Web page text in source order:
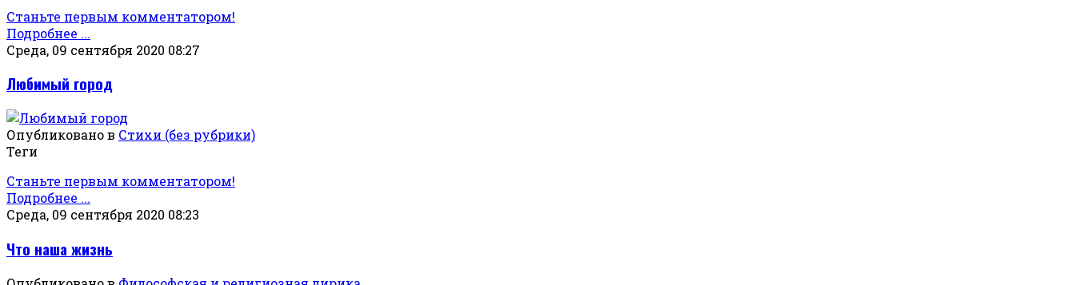
Станьте первым комментатором!
Подробнее ...
Среда, 09 сентября 2020 08:27
Любимый город
Опубликовано в Стихи (без рубрики)
Теги
Станьте первым комментатором!
Подробнее ...
Среда, 09 сентября 2020 08:23
Что наша жизнь